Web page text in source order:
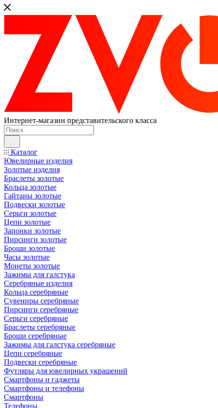
Интернет-магазин представительского класса
Каталог
Ювелирные изделия
Золотые изделия
Браслеты золотые
Кольца золотые
Гайтаны золотые
Подвески золотые
Серьги золотые
Цепи золотые
Запонки золотые
Пирсинги золотые
Броши золотые
Часы золотые
Монеты золотые
Зажимы для галстука
Серебряные изделия
Кольца серебряные
Сувениры серебряные
Пирсинги серебряные
Серьги серебряные
Браслеты серебряные
Броши серебряные
Зажимы для галстука серебряные
Цепи серебряные
Подвески серебряные
Футляры для ювелирных украшений
Смартфоны и гаджеты
Смартфоны и телефоны
Смартфоны
Телефоны